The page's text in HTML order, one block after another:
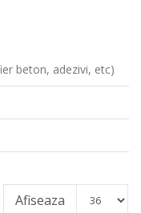
beton, adezivi, etc)
Afiseaza